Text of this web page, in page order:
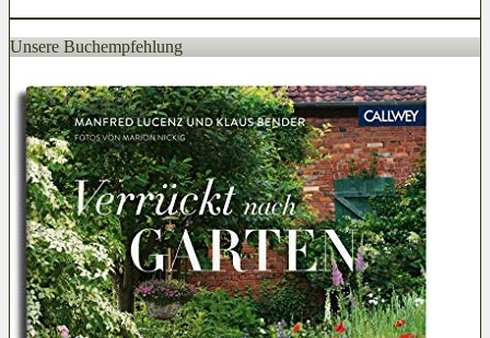
Unsere Buchempfehlung